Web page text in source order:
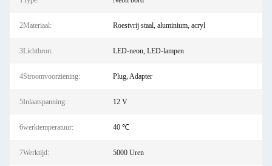
2Materiaal: Roestvrij staal, aluminium, acryl
3Lichtbron: LED-neon, LED-lampen
4Stroomvoorziening: Plug, Adapter
5Inlaatspanning: 12 V
6werktemperatuur: 40 ℃
7Werktijd: 5000 Uren